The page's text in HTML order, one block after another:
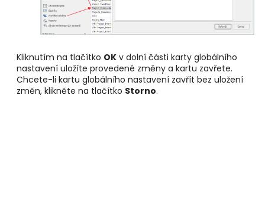
Kliknutím na tlačítko OK v dolní části karty globálního
nastavení uložíte provedené změny a kartu zavřete.
Chcete-li kartu globálního nastavení zavřít bez uložení
změn, klikněte na tlačítko Storno.